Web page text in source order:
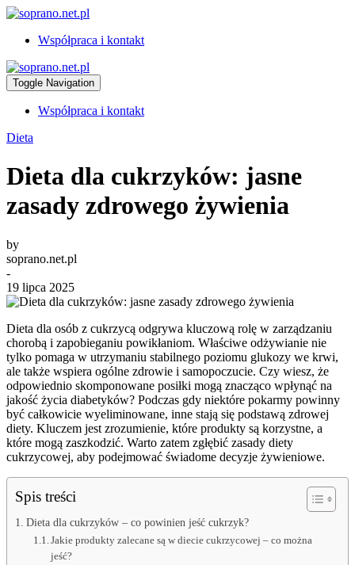
Współpraca i kontakt
Toggle Navigation
Współpraca i kontakt
Dieta
Dieta dla cukrzyków: jasne
zasady zdrowego żywienia
by
soprano.net.pl
-
19 lipca 2025
Dieta dla osób z cukrzycą odgrywa kluczową rolę w zarządzaniu
chorobą i zapobieganiu powikłaniom. Właściwe odżywianie nie
tylko pomaga w utrzymaniu stabilnego poziomu glukozy we krwi,
ale także wspiera ogólne zdrowie i samopoczucie. Czy wiesz, że
odpowiednio skomponowane posiłki mogą znacząco wpłynąć na
jakość życia diabetyków? Podczas gdy niektóre pokarmy powinny
być całkowicie wyeliminowane, inne stają się podstawą zdrowej
diety. Kluczem jest zrozumienie, które produkty są korzystne, a
które mogą zaszkodzić. Warto zatem zgłębić zasady diety
cukrzycowej, aby podejmować świadome decyzje żywieniowe.
Spis treści
Dieta dla cukrzyków – co powinien jeść cukrzyk?
Jakie produkty zalecane są w diecie cukrzycowej – co można
jeść?